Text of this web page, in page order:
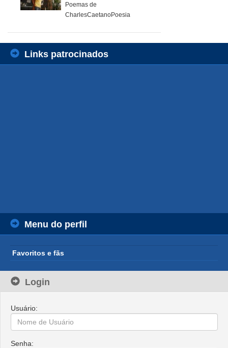
Poemas de
CharlesCaetanoPoesia
Links patrocinados
Menu do perfil
Favoritos e fãs
Login
Usuário:
Senha: